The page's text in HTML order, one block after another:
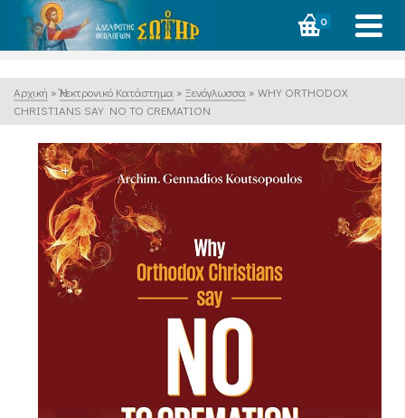
0
Αρχική » Ἠλεκτρονικό Κατάστημα » Ξενόγλωσσα » WHY ORTHODOX
CHRISTIANS SAY NO TO CREMATION